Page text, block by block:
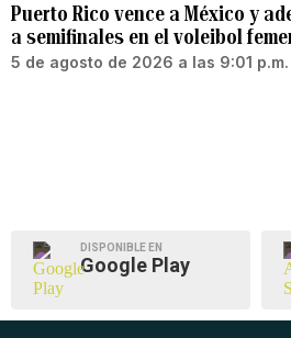
Puerto Rico vence a México y
a semifinales en el voleibol
5 de agosto de 2026 a las 9:01 p.m.
DISPONIBLE EN
Google Play